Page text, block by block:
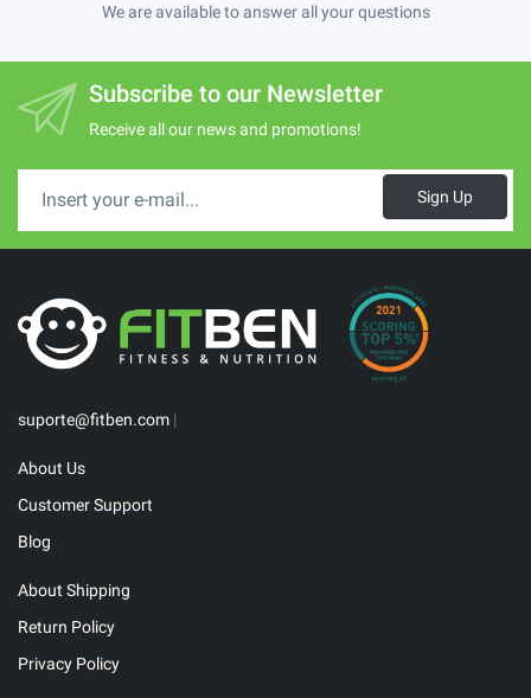
We are available to answer all your questions
Subscribe to our Newsletter
Receive all our news and promotions!
Sign Up
suporte@fitben.com |
About Us
Customer Support
Blog
About Shipping
Return Policy
Privacy Policy